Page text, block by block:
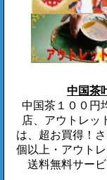
中国茶
中国茶１００円
店、アウトレッ
は、超お買得！
個以上・アウト
送料無料サー